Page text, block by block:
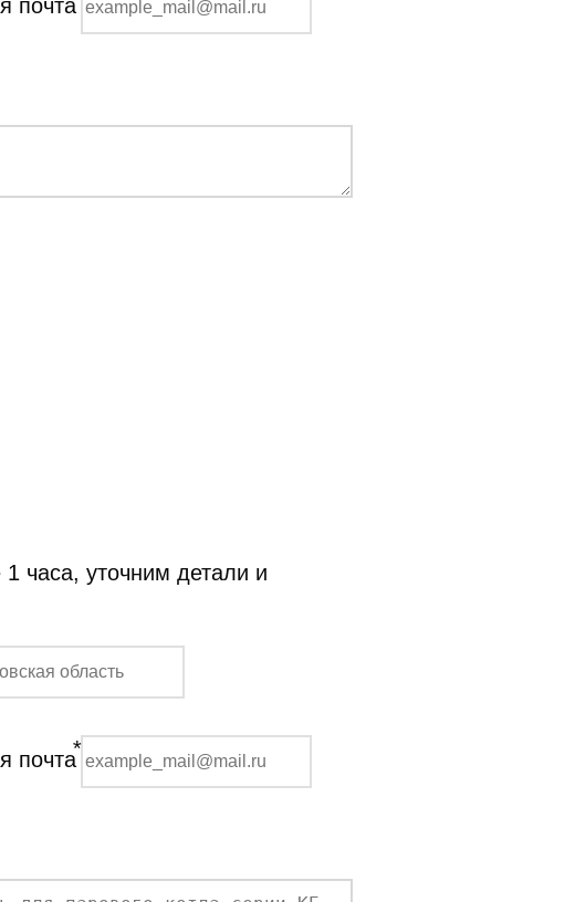
почта
часа, уточним детали и
почта*